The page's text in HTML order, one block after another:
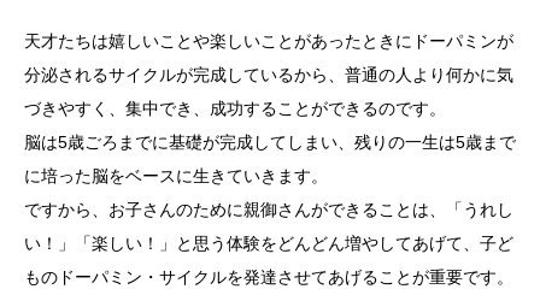
天才たちは嬉しいことや楽しいことがあったときにドーパミンが
分泌されるサイクルが完成しているから、普通の人より何かに気
づきやすく、集中でき、成功することができるのです。
脳は5歳ごろまでに基礎が完成してしまい、残りの一生は5歳まで
に培った脳をベースに生きていきます。
ですから、お子さんのために親御さんができることは、「うれし
い！」「楽しい！」と思う体験をどんどん増やしてあげて、子ど
ものドーパミン・サイクルを発達させてあげることが重要です。